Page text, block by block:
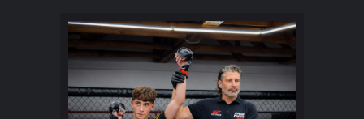
ÜBER UNS
MITGLIEDSCHAFT
ANMELDUNG